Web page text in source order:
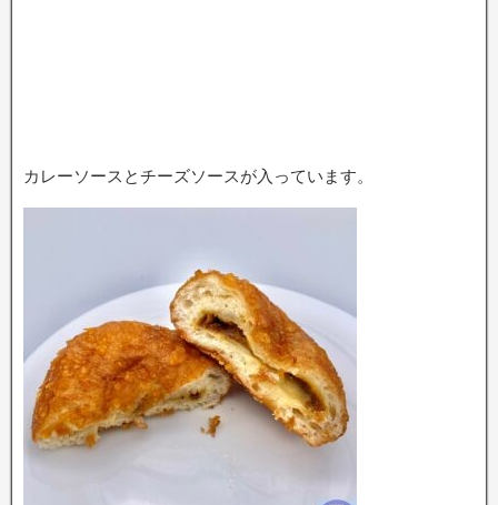
カレーソースとチーズソースが入っています。